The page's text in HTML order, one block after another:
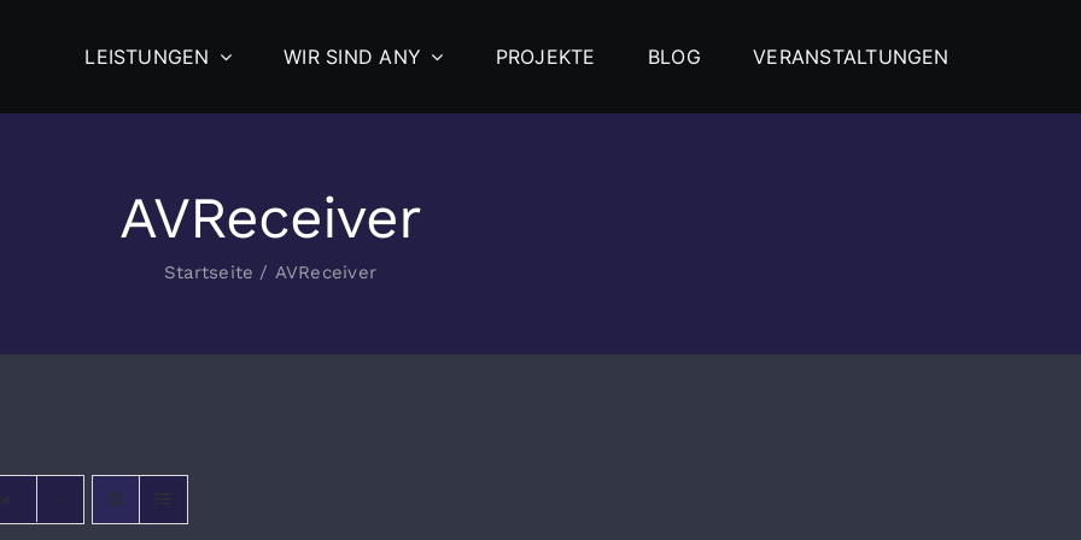
LEISTUNGEN WIR SIND ANY PROJEKTE BLOG VERANSTALTUNGEN
AVReceiver
Startseite / AVReceiver